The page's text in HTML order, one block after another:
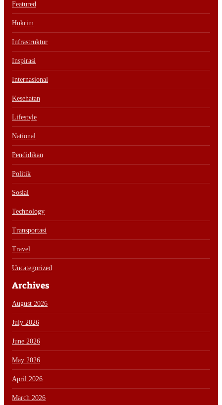
Featured
Hukrim
Infrastruktur
Inspirasi
Internasional
Kesehatan
Lifestyle
National
Pendidikan
Politik
Sosial
Technology
Transportasi
Travel
Uncategorized
Archives
August 2026
July 2026
June 2026
May 2026
April 2026
March 2026